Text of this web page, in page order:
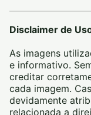
Disclaimer de
As imagens
e informativo.
creditar
cada imagem.
devidamente
relacionada a